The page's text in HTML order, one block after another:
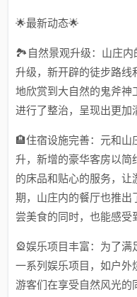
🌟最新动态🌟
🏞️自然景观升级：山庄内
升级，新开辟的徒步路线
地欣赏到大自然的鬼斧神
进行了整治，呈现出更加
🏨住宿设施完善：元和山
升，新增的豪华客房以简
的床品和贴心的服务，让
期，山庄内的餐厅也推出
尝美食的同时，也能感受
🎡娱乐项目丰富：为了满
一系列娱乐项目，如户外
游客们在享受自然风光的